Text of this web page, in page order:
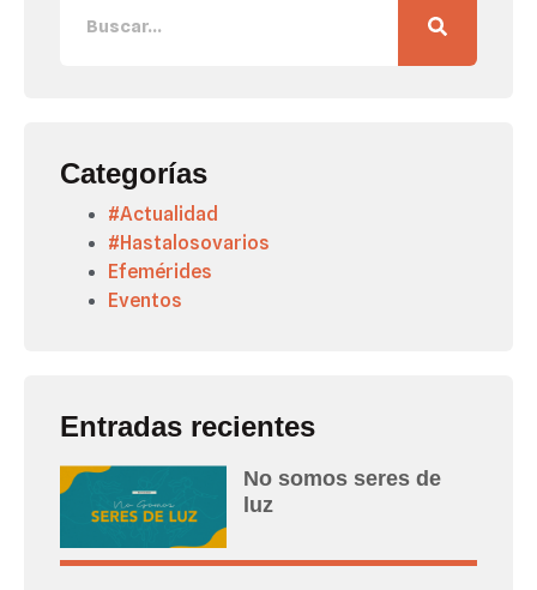
Categorías
#Actualidad
#Hastalosovarios
Efemérides
Eventos
Entradas recientes
No somos seres de
luz